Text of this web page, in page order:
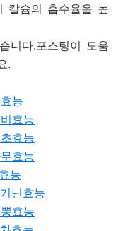
칼슘의 흡수율을 높
니다.포스팅이 도움
.
능
효능
효능
효능
능
닌효능
효능